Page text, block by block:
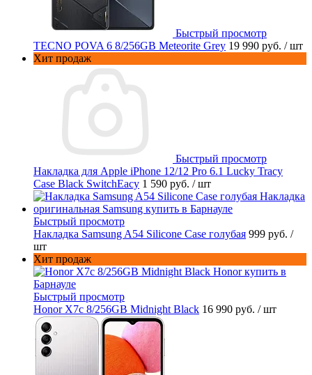
Быстрый просмотр
TECNO POVA 6 8/256GB Meteorite Grey 19 990 руб. / шт
Хит продаж
Быстрый просмотр
Накладка для Apple iPhone 12/12 Pro 6.1 Lucky Tracy
Case Black SwitchEacy 1 590 руб. / шт
Быстрый просмотр
Накладка Samsung A54 Silicone Case голубая 999 руб. /
шт
Хит продаж
Быстрый просмотр
Honor X7c 8/256GB Midnight Black 16 990 руб. / шт